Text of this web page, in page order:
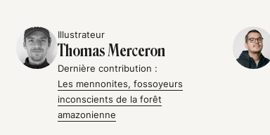
Illustrateur
Thomas Merceron
Dernière contribution :
Les mennonites, fossoyeurs
inconscients de la forêt
amazonienne